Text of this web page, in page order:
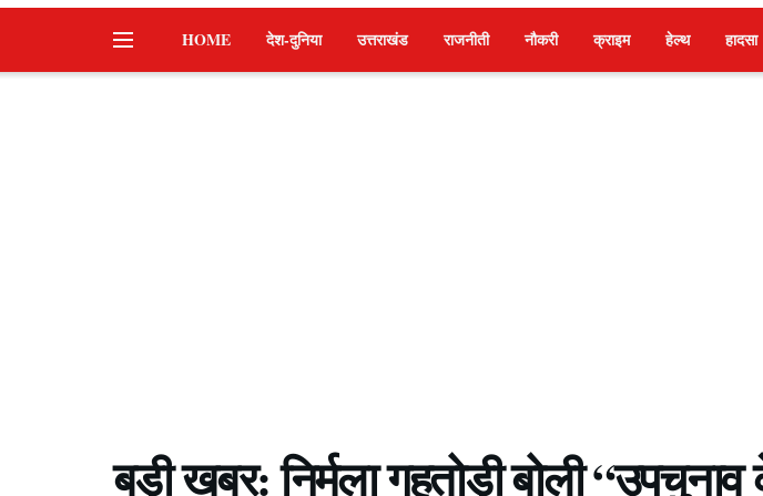
HOME देश-दुनिया उत्तराखंड राजनीती नौकरी क्राइम हेल्थ हादसा
बड़ी खबर: निर्मला गहतोड़ी बोली